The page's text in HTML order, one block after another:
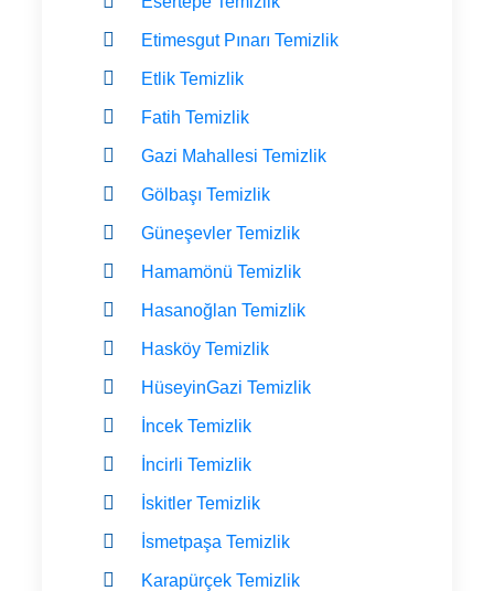
Etimesgut Pınarı Temizlik
Etlik Temizlik
Fatih Temizlik
Gazi Mahallesi Temizlik
Gölbaşı Temizlik
Güneşevler Temizlik
Hamamönü Temizlik
Hasanoğlan Temizlik
Hasköy Temizlik
HüseyinGazi Temizlik
İncek Temizlik
İncirli Temizlik
İskitler Temizlik
İsmetpaşa Temizlik
Karapürçek Temizlik